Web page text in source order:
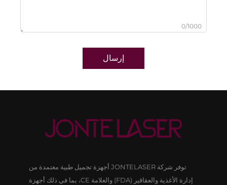
0/1000
إرسال
توفر شركة JONTELASER أجهزة تجميل طبية معتمدة من
إدارة الأغذية والعقاقير (FDA) والعلامة CE، بما في ذلك أجهزة